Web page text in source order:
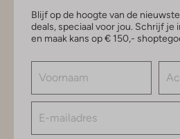
Blijf op de hoogte van de
deals, speciaal voor jou. Schrijf je
en maak kans op € 150,-